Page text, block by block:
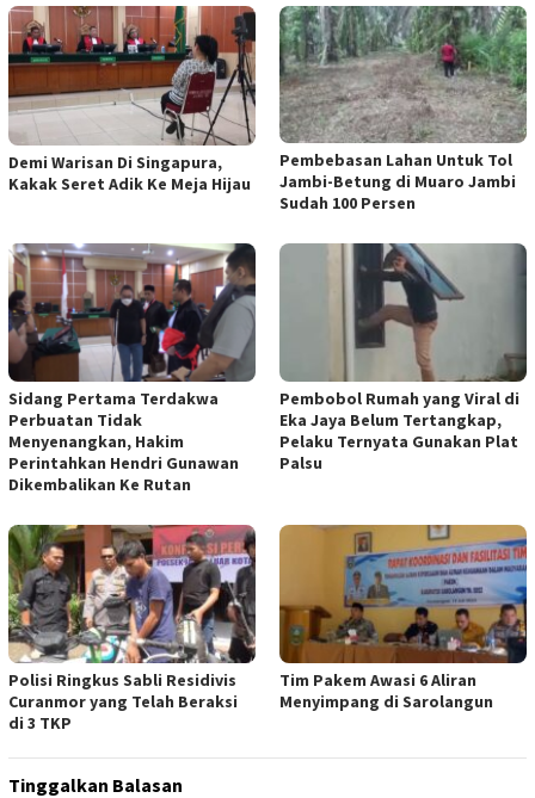
Demi Warisan Di Singapura,
Kakak Seret Adik Ke Meja Hijau
Pembebasan Lahan Untuk Tol
Jambi-Betung di Muaro Jambi
Sudah 100 Persen
Sidang Pertama Terdakwa
Perbuatan Tidak
Menyenangkan, Hakim
Perintahkan Hendri Gunawan
Dikembalikan Ke Rutan
Pembobol Rumah yang Viral di
Eka Jaya Belum Tertangkap,
Pelaku Ternyata Gunakan Plat
Palsu
Polisi Ringkus Sabli Residivis
Curanmor yang Telah Beraksi
di 3 TKP
Tim Pakem Awasi 6 Aliran
Menyimpang di Sarolangun
Tinggalkan Balasan